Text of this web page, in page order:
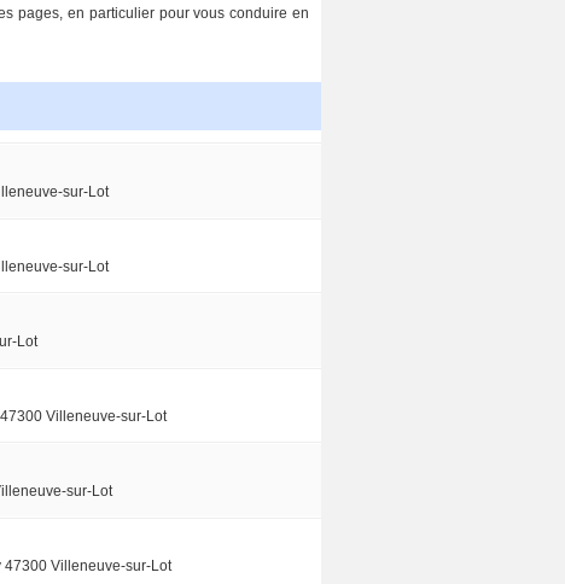
pages, en particulier pour vous conduire en
sur-Lot
sur-Lot
Lot
Villeneuve-sur-Lot
sur-Lot
47300 Villeneuve-sur-Lot